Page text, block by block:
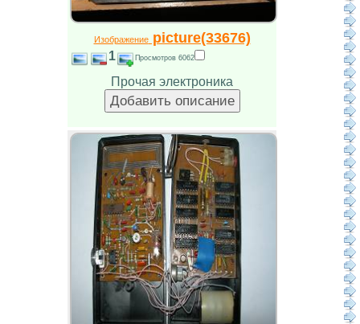
Изображениеpicture(33676)
1 Просмотров 6062
Прочая электроника